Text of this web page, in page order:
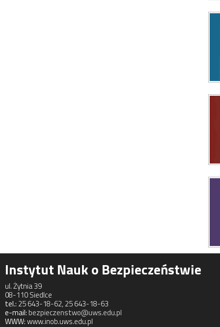
Instytut Nauk o Bezpieczeństwie
ul. Żytnia 39
08-110 Siedlce
tel.: 25 643-18-62, 25 643-18-63
e-mail:bezpieczenstwo@uws.edu.pl
WWW:www.inob.uws.edu.pl